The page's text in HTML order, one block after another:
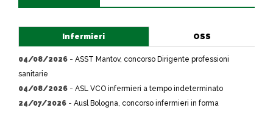
Infermieri OSS
04/08/2026 - ASST Mantov, concorso Dirigente professioni
sanitarie
04/08/2026 - ASL VCO infermieri a tempo indeterminato
24/07/2026 - Ausl Bologna, concorso infermieri in forma